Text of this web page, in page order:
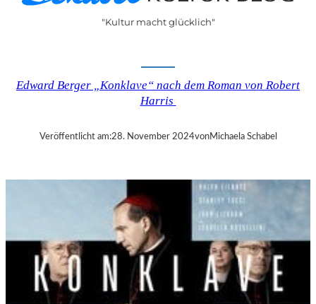
"Kultur macht glücklich"
Edward Berger „Konklave“ nach dem Roman von Robert
Harris
Veröffentlicht am:28. November 2024vonMichaela Schabel